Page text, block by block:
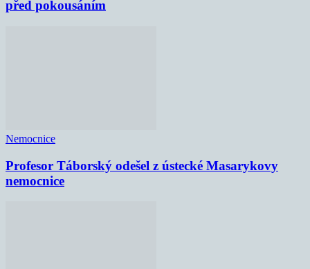
před pokousáním
Nemocnice
Profesor Táborský odešel z ústecké Masarykovy
nemocnice